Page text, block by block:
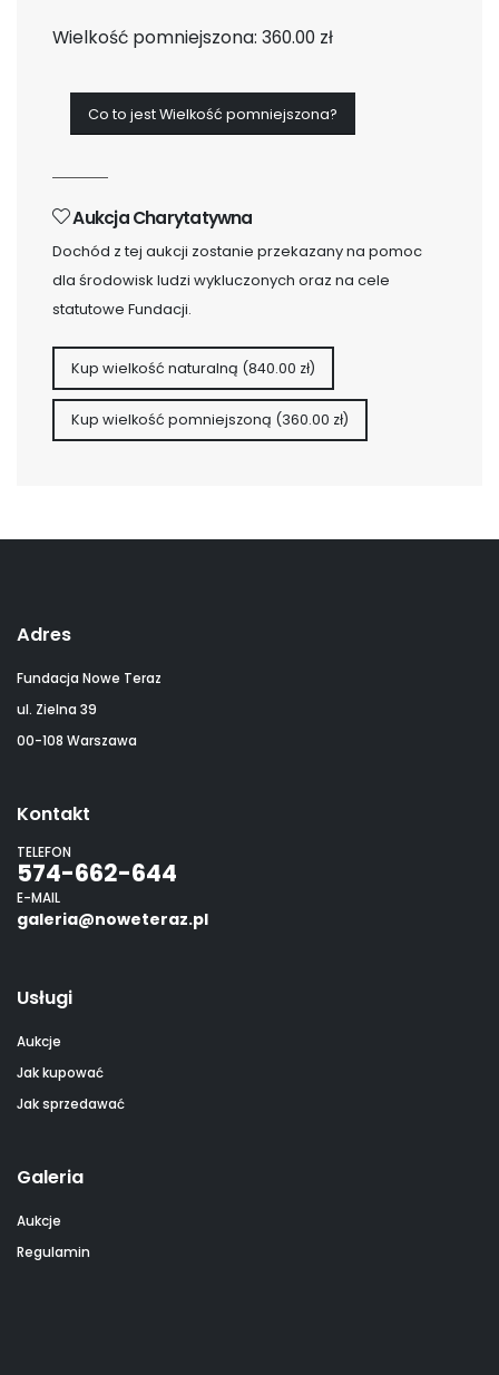
Wielkość pomniejszona: 360.00 zł
Co to jest Wielkość pomniejszona?
Aukcja Charytatywna
Dochód z tej aukcji zostanie przekazany na pomoc
dla środowisk ludzi wykluczonych oraz na cele
statutowe Fundacji.
Adres
Fundacja Nowe Teraz
ul. Zielna 39
00-108 Warszawa
Kontakt
TELEFON
574-662-644
E-MAIL
galeria@noweteraz.pl
Usługi
Aukcje
Jak kupować
Jak sprzedawać
Galeria
Aukcje
Regulamin